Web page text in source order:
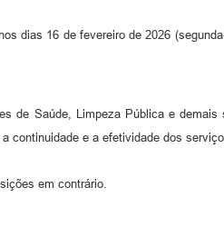
dias 16 de fevereiro de 2026
de Saúde, Limpeza Pública e
continuidade e a efetividade dos
em contrário.